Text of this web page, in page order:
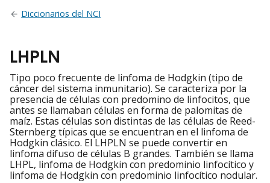
Diccionarios del NCI
LHPLN
Tipo poco frecuente de linfoma de Hodgkin (tipo de
cáncer del sistema inmunitario). Se caracteriza por la
presencia de células con predomino de linfocitos, que
antes se llamaban células en forma de palomitas de
maíz. Estas células son distintas de las células de Reed-
Sternberg típicas que se encuentran en el linfoma de
Hodgkin clásico. El LHPLN se puede convertir en
linfoma difuso de células B grandes. También se llama
LHPL, linfoma de Hodgkin con predominio linfocítico y
linfoma de Hodgkin con predominio linfocítico nodular.